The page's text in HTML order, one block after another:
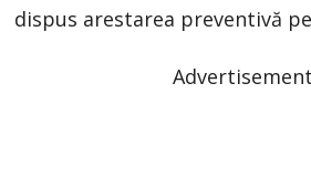
dispus arestarea preventivă